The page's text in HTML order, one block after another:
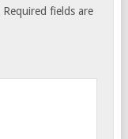
Required fields are